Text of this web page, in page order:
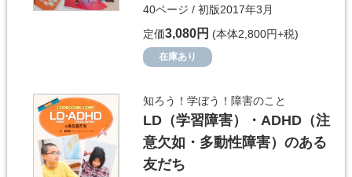
40ページ / 初版2017年3月
定価3,080円 (本体2,800円+税)
在庫あり
知ろう！学ぼう！障害のこと
LD（学習障害）・ADHD（注
意欠如・多動性障害）のある
友だち